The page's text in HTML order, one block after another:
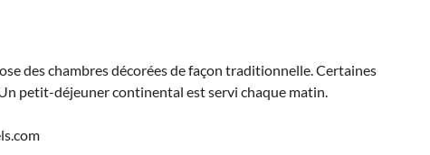
des chambres décorées de façon traditionnelle. Certaines
petit-déjeuner continental est servi chaque matin.